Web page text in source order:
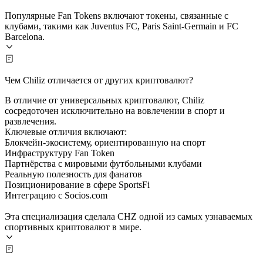
Популярные Fan Tokens включают токены, связанные с
клубами, такими как Juventus FC, Paris Saint-Germain и FC
Barcelona.
Чем Chiliz отличается от других криптовалют?
В отличие от универсальных криптовалют, Chiliz
сосредоточен исключительно на вовлечении в спорт и
развлечения.
Ключевые отличия включают:
Блокчейн-экосистему, ориентированную на спорт
Инфраструктуру Fan Token
Партнёрства с мировыми футбольными клубами
Реальную полезность для фанатов
Позиционирование в сфере SportsFi
Интеграцию с Socios.com
Эта специализация сделала CHZ одной из самых узнаваемых
спортивных криптовалют в мире.